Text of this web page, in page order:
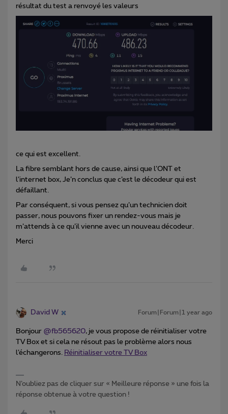
résultat du test a renvoyé les valeurs
ce qui est excellent.
La fibre semblant hors de cause, ainsi que l’ONT et
l’internet box, Je’n conclus que c’est le décodeur qui est
défaillant.
Par conséquent, si vous pensez qu’un technicien doit
passer, nous pouvons fixer un rendez-vous mais je
m’attends à ce qu’il vienne avec un nouveau décodeur.
Merci
David W Forum|Forum|1 year ago
Bonjour @fb565620, je vous propose de réinitialiser votre
TV Box et si cela ne résout pas le problème alors nous
l’échangerons. Réinitialiser votre TV Box
N’oubliez pas de cliquer sur « Meilleure réponse » une fois la
réponse obtenue à votre question !